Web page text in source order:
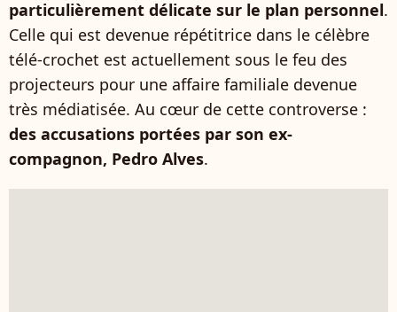
particulièrement délicate sur le plan personnel.
Celle qui est devenue répétitrice dans le célèbre
télé-crochet est actuellement sous le feu des
projecteurs pour une affaire familiale devenue
très médiatisée. Au cœur de cette controverse :
des accusations portées par son ex-
compagnon, Pedro Alves.